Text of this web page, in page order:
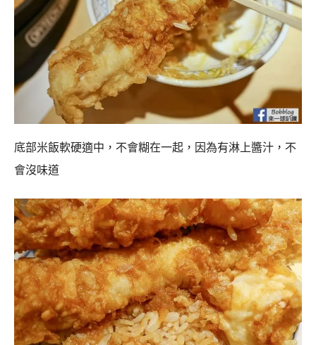
底部米飯軟硬適中，不會糊在一起，因為有淋上醬汁，不
會沒味道